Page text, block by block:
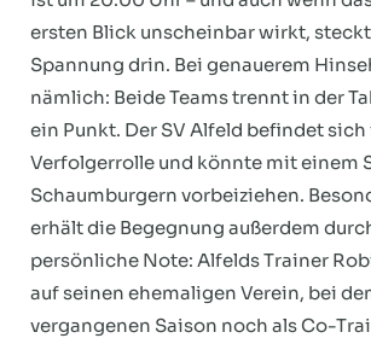
ersten Blick unscheinbar wirkt,
Spannung drin. Bei genauerem
nämlich: Beide Teams trennt in der
ein Punkt. Der SV Alfeld befindet sich
Verfolgerrolle und könnte mit einem
Schaumburgern vorbeiziehen.
erhält die Begegnung außerdem
persönliche Note: Alfelds Trainer
auf seinen ehemaligen Verein, bei
vergangenen Saison noch als Co-